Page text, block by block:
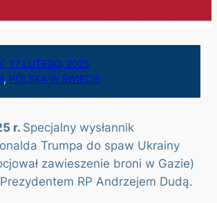
17 LUTEGO, 2025
, POLSKA W ŚWIECIE
r. Specjalny wysłannik
Trumpa do spaw Ukrainy
zawieszenie broni w Gazie)
RP Andrzejem Dudą.